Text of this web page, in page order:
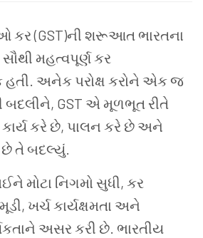
(GST)ની શરૂઆત ભારતના
મહત્વપૂર્ણ કર
હતી. અનેક પરોક્ષ કરોને એક જ
બદલીને, GST એ મૂળભૂત રીતે
કાર્ય કરે છે, પાલન કરે છે અને
તે બદલ્યું.
મોટા નિગમો સુધી, કર
ખર્ચ કાર્યક્ષમતા અને
અસર કરી છે. ભારતીય